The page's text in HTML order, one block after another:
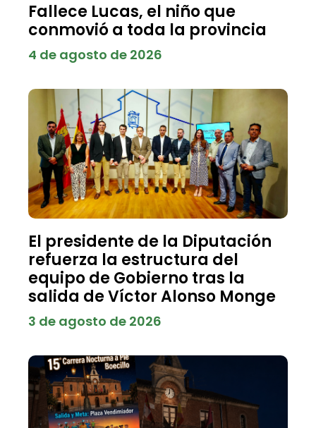
Fallece Lucas, el niño que
conmovió a toda la provincia
4 de agosto de 2026
El presidente de la Diputación
refuerza la estructura del
equipo de Gobierno tras la
salida de Víctor Alonso Monge
3 de agosto de 2026